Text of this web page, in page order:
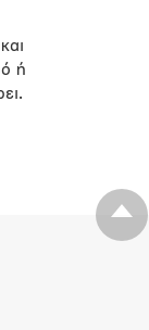
και
ή